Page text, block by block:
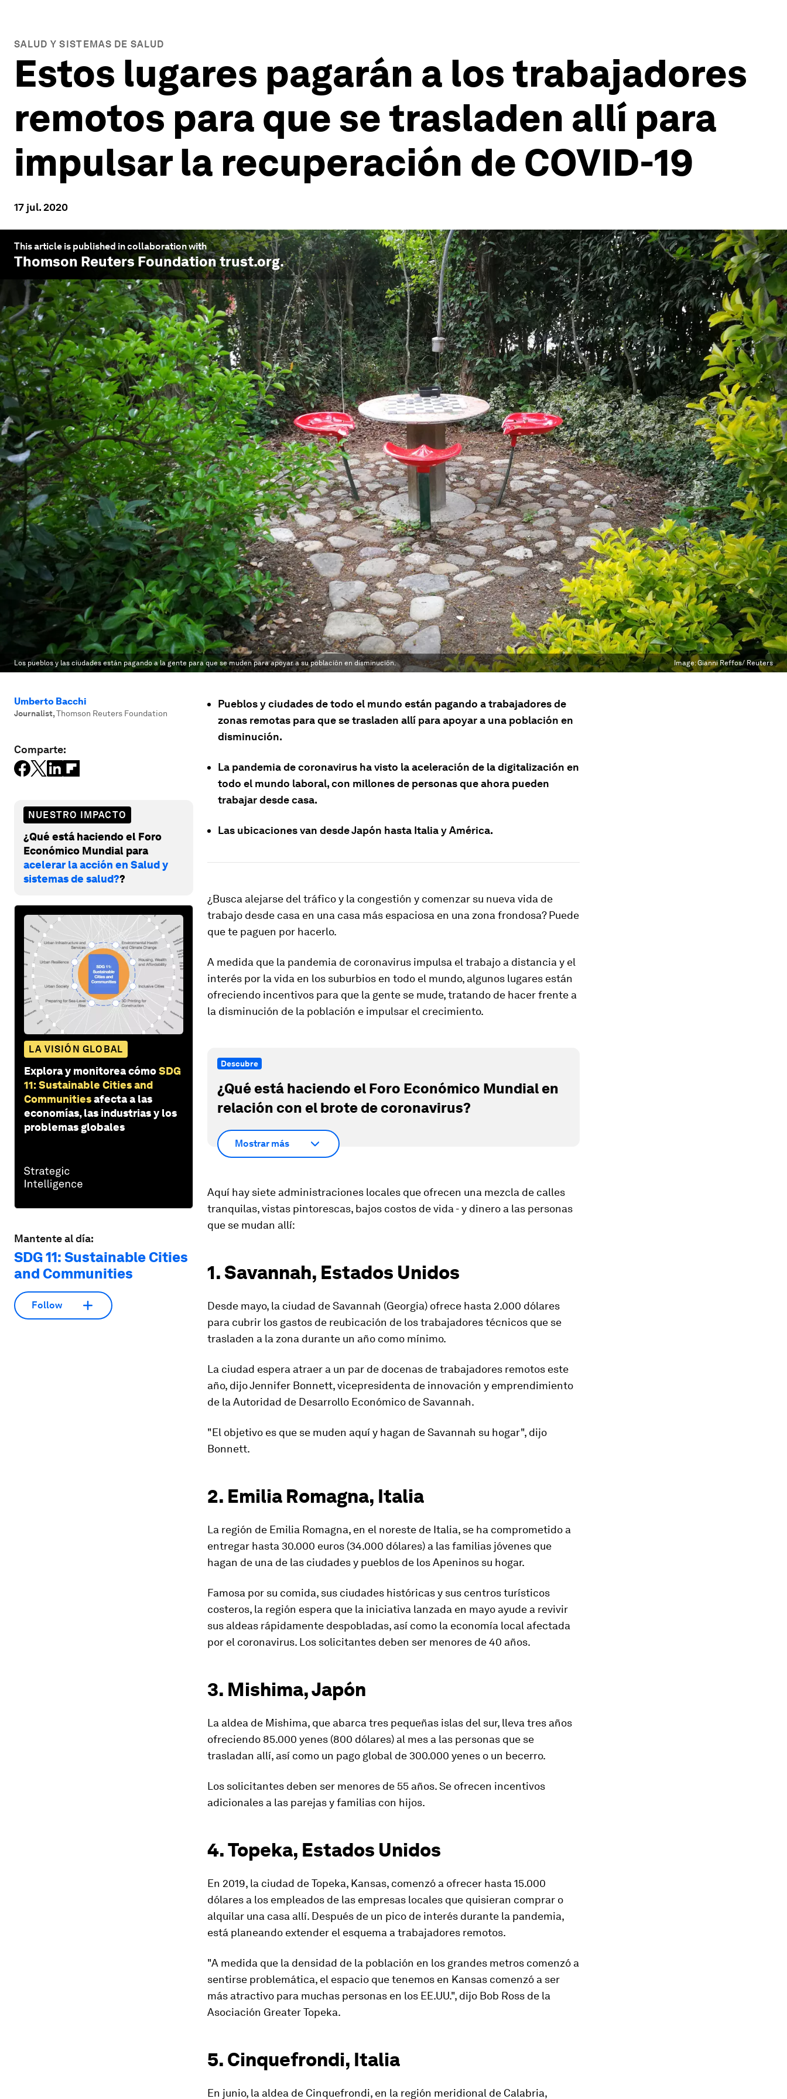
SALUD Y SISTEMAS DE SALUD
Estos lugares pagarán a los trabajadores
remotos para que se trasladen allí para
impulsar la recuperación de COVID-19
17 jul. 2020
This article is published in collaboration with
Thomson Reuters Foundation trust.org.
Los pueblos y las ciudades están pagando a la gente para que se muden para apoyar a su población en disminución. Image:Gianni Reffos/ Reuters
Umberto Bacchi
Journalist,Thomson Reuters Foundation
Comparte:
NUESTRO IMPACTO
¿Qué está haciendo el Foro
Económico Mundial para
acelerar la acción en Salud y
sistemas de salud??
LA VISIÓN GLOBAL
Explora y monitorea cómoSDG
11: Sustainable Cities and
Communitiesafecta a las
economías, las industrias y los
problemas globales
Mantente al día:
SDG 11: Sustainable Cities
and Communities
Follow
Pueblos y ciudades de todo el mundo están pagando a trabajadores de
zonas remotas para que se trasladen allí para apoyar a una población en
disminución.
La pandemia de coronavirus ha visto la aceleración de la digitalización en
todo el mundo laboral, con millones de personas que ahora pueden
trabajar desde casa.
Las ubicaciones van desde Japón hasta Italia y América.
¿Busca alejarse del tráfico y la congestión y comenzar su nueva vida de
trabajo desde casa en una casa más espaciosa en una zona frondosa? Puede
que te paguen por hacerlo.
A medida que la pandemia de coronavirus impulsa el trabajo a distancia y el
interés por la vida en los suburbios en todo el mundo, algunos lugares están
ofreciendo incentivos para que la gente se mude, tratando de hacer frente a
la disminución de la población e impulsar el crecimiento.
Descubre
¿Qué está haciendo el Foro Económico Mundial en
relación con el brote de coronavirus?
Mostrar más
Aquí hay siete administraciones locales que ofrecen una mezcla de calles
tranquilas, vistas pintorescas, bajos costos de vida - y dinero a las personas
que se mudan allí:
1. Savannah, Estados Unidos
Desde mayo, la ciudad de Savannah (Georgia) ofrece hasta 2.000 dólares
para cubrir los gastos de reubicación de los trabajadores técnicos que se
trasladen a la zona durante un año como mínimo.
La ciudad espera atraer a un par de docenas de trabajadores remotos este
año, dijo Jennifer Bonnett, vicepresidenta de innovación y emprendimiento
de la Autoridad de Desarrollo Económico de Savannah.
"El objetivo es que se muden aquí y hagan de Savannah su hogar", dijo
Bonnett.
2. Emilia Romagna, Italia
La región de Emilia Romagna, en el noreste de Italia, se ha comprometido a
entregar hasta 30.000 euros (34.000 dólares) a las familias jóvenes que
hagan de una de las ciudades y pueblos de los Apeninos su hogar.
Famosa por su comida, sus ciudades históricas y sus centros turísticos
costeros, la región espera que la iniciativa lanzada en mayo ayude a revivir
sus aldeas rápidamente despobladas, así como la economía local afectada
por el coronavirus. Los solicitantes deben ser menores de 40 años.
3. Mishima, Japón
La aldea de Mishima, que abarca tres pequeñas islas del sur, lleva tres años
ofreciendo 85.000 yenes (800 dólares) al mes a las personas que se
trasladan allí, así como un pago global de 300.000 yenes o un becerro.
Los solicitantes deben ser menores de 55 años. Se ofrecen incentivos
adicionales a las parejas y familias con hijos.
4. Topeka, Estados Unidos
En 2019, la ciudad de Topeka, Kansas, comenzó a ofrecer hasta 15.000
dólares a los empleados de las empresas locales que quisieran comprar o
alquilar una casa allí. Después de un pico de interés durante la pandemia,
está planeando extender el esquema a trabajadores remotos.
"A medida que la densidad de la población en los grandes metros comenzó a
sentirse problemática, el espacio que tenemos en Kansas comenzó a ser
más atractivo para muchas personas en los EE.UU.", dijo Bob Ross de la
Asociación Greater Topeka.
5. Cinquefrondi, Italia
En junio, la aldea de Cinquefrondi, en la región meridional de Calabria,